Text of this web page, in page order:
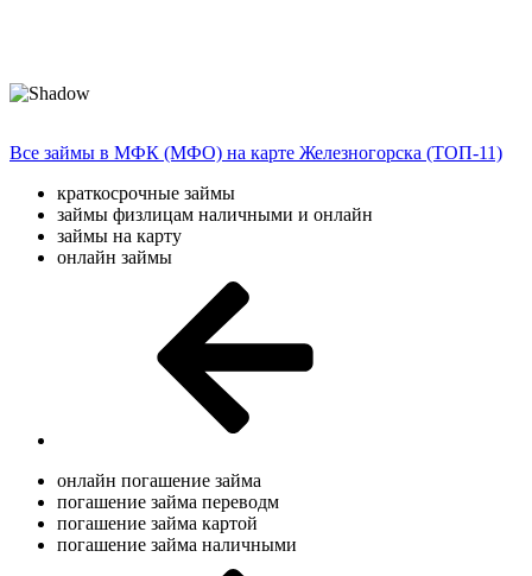
Все займы в МФК (МФО) на карте Железногорска (ТОП-11)
краткосрочные займы
займы физлицам наличными и онлайн
займы на карту
онлайн займы
онлайн погашение займа
погашение займа переводм
погашение займа картой
погашение займа наличными